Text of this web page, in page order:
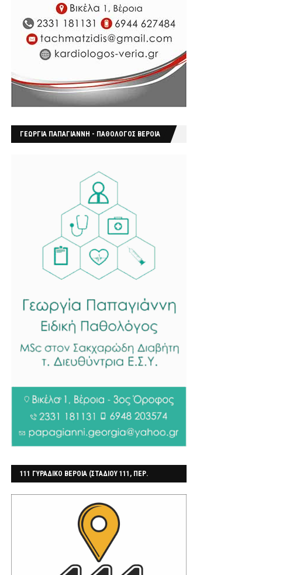
ΓΕΩΡΓΙΑ ΠΑΠΑΓΙΑΝΝΗ - ΠΑΘΟΛΟΓΟΣ ΒΕΡΟΙΑ
111 ΓΥΡΑΔΙΚΟ ΒΕΡΟΙΑ (ΣΤΑΔΙΟΥ 111, ΠΕΡ.